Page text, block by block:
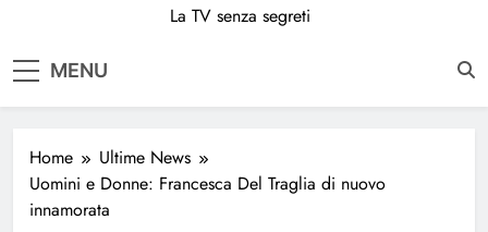
La TV senza segreti
MENU
Home
Ultime News
Uomini e Donne: Francesca Del Traglia di nuovo
innamorata